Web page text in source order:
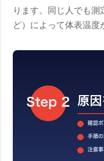
ります。同じ人でも
ど）によって体表温度